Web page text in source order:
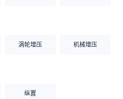
涡轮增压 机械增压
纵置